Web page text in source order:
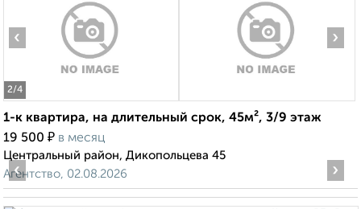
2/4
‹ ›
1-к квартира, на длительный срок, 45м², 3/9 этаж
19 500 ₽ в месяц
Центральный район, Дикопольцева 45
Агентство, 02.08.2026
‹ ›